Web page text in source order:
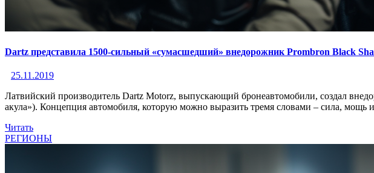
Dartz представила 1500-сильный «сумасшедший» внедорожник Prombron Black
25.11.2019
Латвийский производитель Dаrtz Motorz, выпускающий бронеавтомобили, создал
акула»). Концепция автомобиля, которую можно выразить тремя словами – сила, мощь
Читать
РЕГИОНЫ